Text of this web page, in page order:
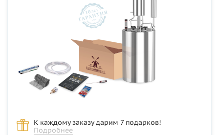
К каждому заказу дарим 7 подарков!
Подробнее